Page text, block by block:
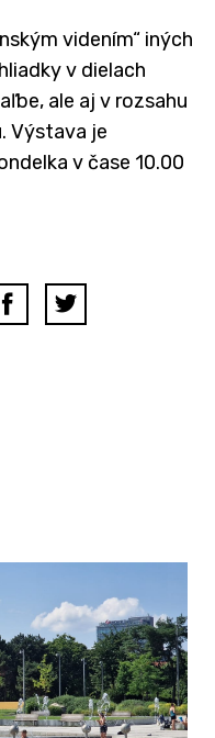
videním“ iných
v dielach
ale aj v rozsahu
Výstava je
v čase 10.00